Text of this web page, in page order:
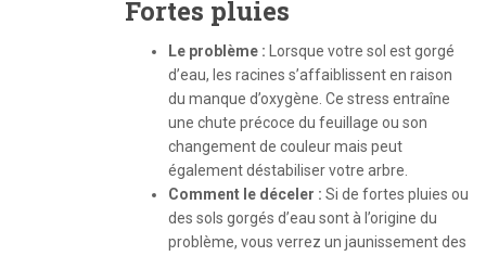
Fortes pluies
Le problème : Lorsque votre sol est gorgé
d’eau, les racines s’affaiblissent en raison
du manque d’oxygène. Ce stress entraîne
une chute précoce du feuillage ou son
changement de couleur mais peut
également déstabiliser votre arbre.
Comment le déceler : Si de fortes pluies ou
des sols gorgés d’eau sont à l’origine du
problème, vous verrez un jaunissement des